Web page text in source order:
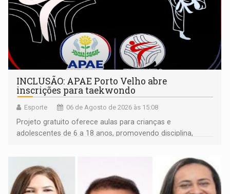
INCLUSÃO: APAE Porto Velho abre
inscrições para taekwondo
Esporte 06 de Agosto de 2026 às 15:08
Projeto gratuito oferece aulas para crianças e
adolescentes de 6 a 18 anos, promovendo disciplina,